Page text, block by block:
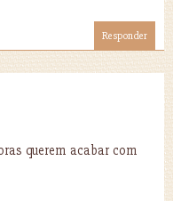
Responder
querem acabar com